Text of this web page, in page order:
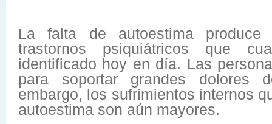
La falta de autoestima
trastornos psiquiátricos que
identificado hoy en día. Las
para soportar grandes dolores
embargo, los sufrimientos internos
autoestima son aún mayores.